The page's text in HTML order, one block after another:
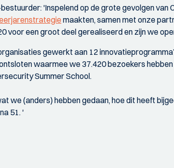
'Inspelend op de grote gevolgen
maakten, samen met onze
voor een groot deel gerealiseerd en zijn we
gewerkt aan 12
waarmee we 37.420 bezoekers
Summer School.
we (anders) hebben gedaan, hoe dit heeft
51. '